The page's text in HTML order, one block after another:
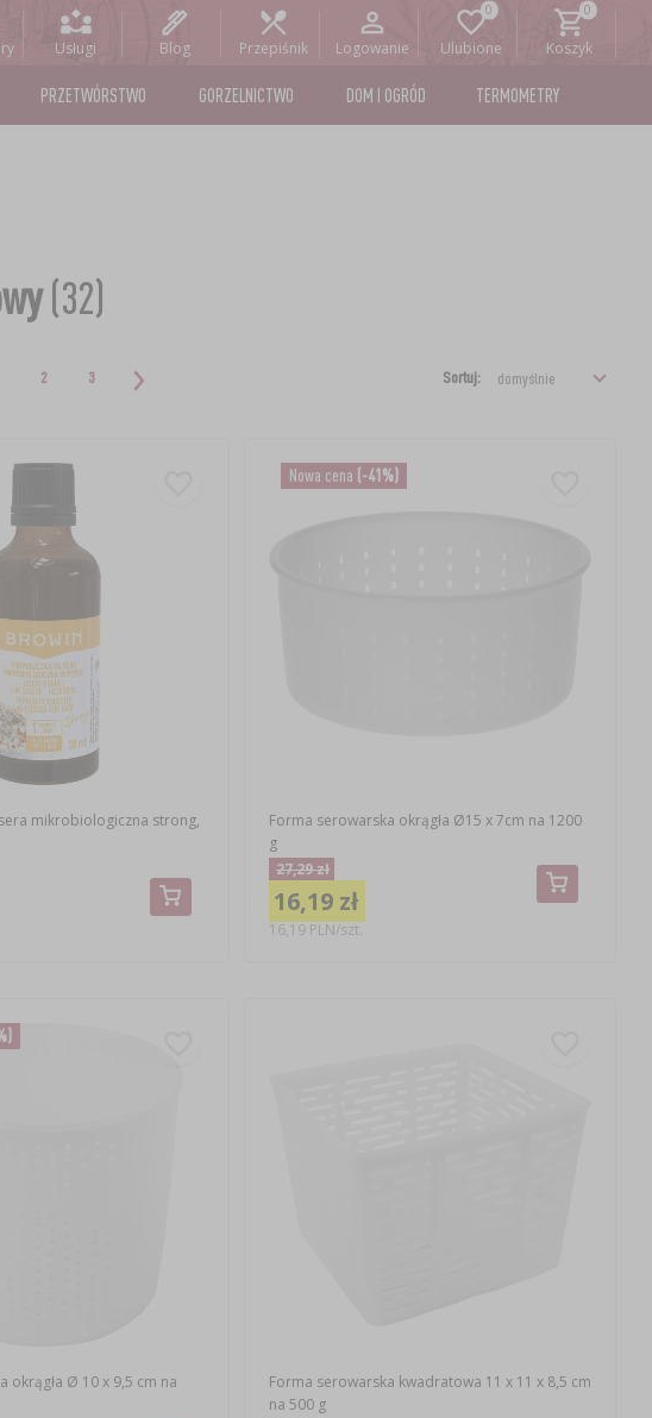
Usługi Blog Przepiśnik Logowanie Ulubione Koszyk
PRZETWÓRSTWO GORZELNICTWO DOM I OGRÓD TERMOMETRY
(32)
2 3 Sortuj:
mikrobiologiczna strong,
Nowa cena (-41%)
Forma serowarska okrągła Ø15 x 7cm na 1200
g
27,29 zł
16,19 zł
16,19 PLN/szt.
okrągła Ø 10 x 9,5 cm na
Forma serowarska kwadratowa 11 x 11 x 8,5 cm
na 500 g